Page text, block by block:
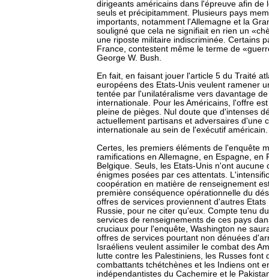
dirigeants américains dans l'épreuve afin de
seuls et précipitamment. Plusieurs pays
importants, notamment l'Allemagne et la
souligné que cela ne signifiait en rien un
une riposte militaire indiscriminée. Certains
France, contestent même le terme de
George W. Bush.
En fait, en faisant jouer l'article 5 du Traité
européens des Etats-Unis veulent ramener
tentée par l'unilatéralisme vers davantage
internationale. Pour les Américains, l'offre
pleine de pièges. Nul doute que d'intenses
actuellement partisans et adversaires d'une
internationale au sein de l'exécutif américain.
Certes, les premiers éléments de l'enquête
ramifications en Allemagne, en Espagne, en
Belgique. Seuls, les Etats-Unis n'ont aucune
énigmes posées par ces attentats.
coopération en matière de renseignement
première conséquence opérationnelle du
offres de services proviennent d'autres Etats
Russie, pour ne citer qu'eux. Compte tenu
services de renseignements de ces pays
cruciaux pour l'enquête, Washington ne
offres de services pourtant non dénuées
Israéliens veulent assimiler le combat des
lutte contre les Palestiniens, les Russes font
combattants tchétchènes et les Indiens ont
indépendantistes du Cachemire et le